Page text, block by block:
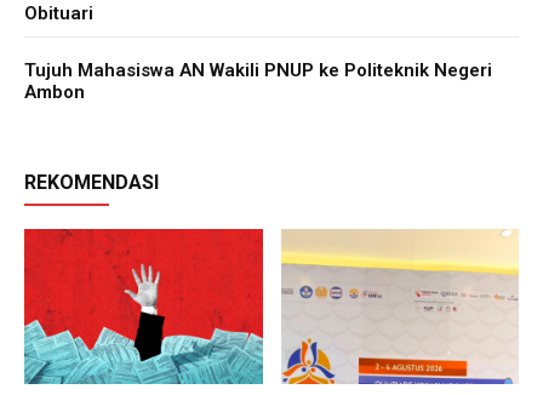
Obituari
Tujuh Mahasiswa AN Wakili PNUP ke Politeknik Negeri
Ambon
REKOMENDASI